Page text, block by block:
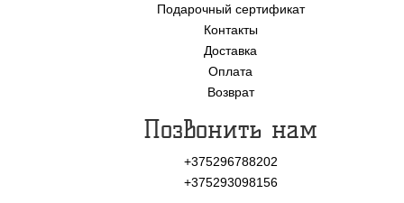
Подарочный сертификат
Контакты
Доставка
Оплата
Возврат
Позвонить нам
+375296788202
+375293098156